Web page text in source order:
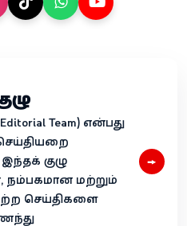
(Editorial Team) என்பது
குழு
நம்பகமான மற்றும்
செய்திகளை
→